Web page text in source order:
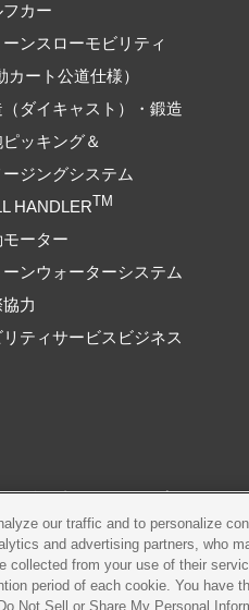
フカー
ーンスローモビリティ
カート公道仕様）
ダイキャスト）・鍛造
ッキング＆
ージングシステム
HANDLERTM
モーター
ーンウォーターシステム
力
リティサービスビジネス
推奨環境 プライバシ
古物営業法に基づ
our traffic and to personalize
and advertising partners, who
collected from your use of their
period of each cookie. You have
Not Sell or Share My Personal